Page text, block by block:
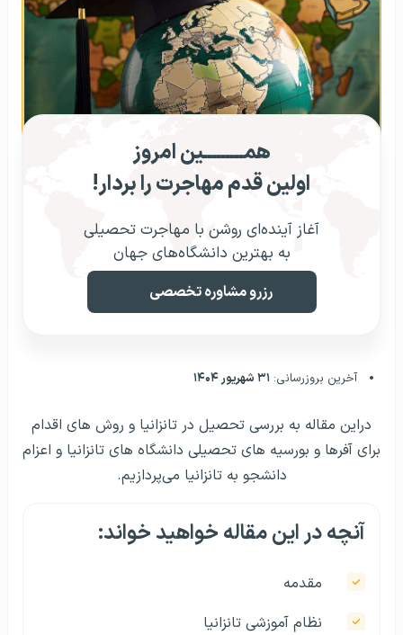
همـــــــــین امروز
اولین قدم مهاجرت را بردار!
آغاز آینده‌ای روشن با مهاجرت تحصیلی
به بهترین دانشگاه‌های جهان
رزرو مشاوره تخصصی
آخرین بروزرسانی: ۳۱ شهریور ۱۴۰۴
دراین مقاله به بررسی تحصیل در تانزانیا و روش های اقدام
برای آفرها و بورسیه های تحصیلی دانشگاه های تانزانیا و اعزام
دانشجو به تانزانیا می‌پردازیم.
آنچه در این مقاله خواهید خواند:
مقدمه
نظام آموزشی تانزانیا